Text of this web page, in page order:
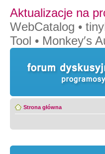
Aktualizacje na
WebCatalog •
Tool • Monkey′s
Strona główna